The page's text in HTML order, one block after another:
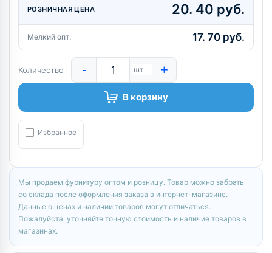
РОЗНИЧНАЯ ЦЕНА 20. 40 руб.
Мелкий опт. 17. 70 руб.
Количество - шт +
В корзину
Избранное
Мы продаем фурнитуру оптом и розницу. Товар можно забрать
со склада после оформления заказа в интернет-магазине.
Данные о ценах и наличии товаров могут отличаться.
Пожалуйста, уточняйте точную стоимость и наличие товаров в
магазинах.